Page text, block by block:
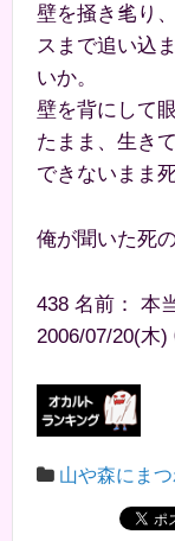
壁を掻き毟り
スまで追い込
いか。
壁を背にして
たまま、生き
できないまま
俺が聞いた死
438 名前： 本
2006/07/20(木)
山や森にま